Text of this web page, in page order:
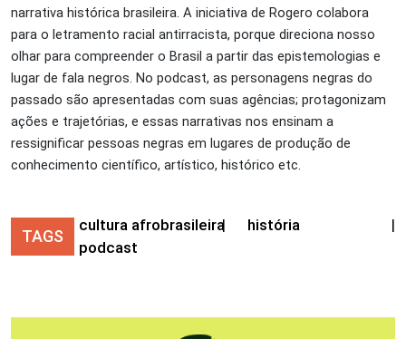
narrativa histórica brasileira. A iniciativa de Rogero colabora
para o letramento racial antirracista, porque direciona nosso
olhar para compreender o Brasil a partir das epistemologias e
lugar de fala negros. No podcast, as personagens negras do
passado são apresentadas com suas agências; protagonizam
ações e trajetórias, e essas narrativas nos ensinam a
ressignificar pessoas negras em lugares de produção de
conhecimento científico, artístico, histórico etc.
TAGS
cultura afrobrasileira| história
|
podcast